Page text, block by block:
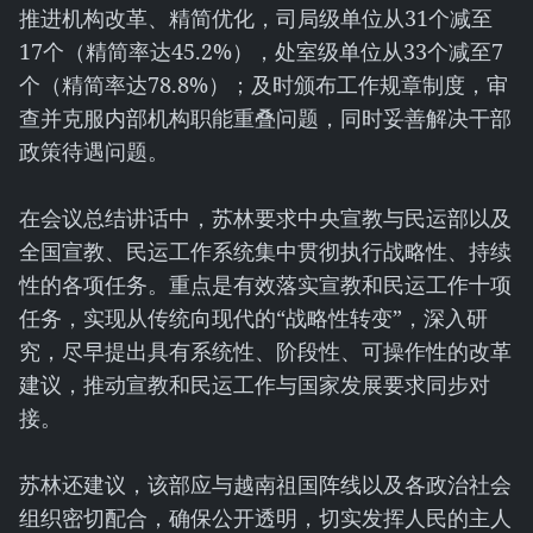
推进机构改革、精简优化，司局级单位从31个减至
17个（精简率达45.2%），处室级单位从33个减至7
个（精简率达78.8%）；及时颁布工作规章制度，审
查并克服内部机构职能重叠问题，同时妥善解决干部
政策待遇问题。
在会议总结讲话中，苏林要求中央宣教与民运部以及
全国宣教、民运工作系统集中贯彻执行战略性、持续
性的各项任务。重点是有效落实宣教和民运工作十项
任务，实现从传统向现代的“战略性转变”，深入研
究，尽早提出具有系统性、阶段性、可操作性的改革
建议，推动宣教和民运工作与国家发展要求同步对
接。
苏林还建议，该部应与越南祖国阵线以及各政治社会
组织密切配合，确保公开透明，切实发挥人民的主人